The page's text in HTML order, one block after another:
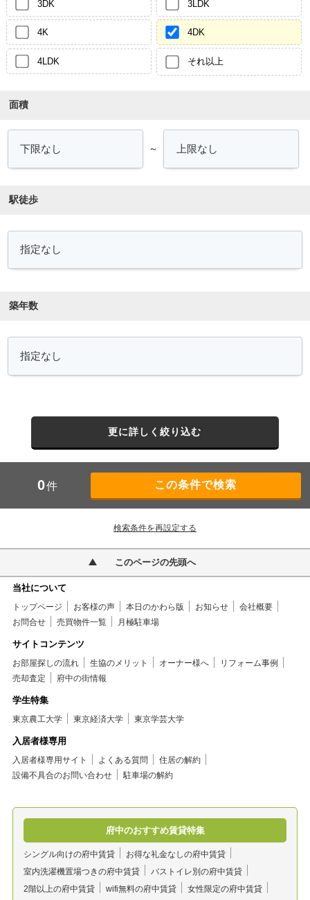
3DK 3LDK
4K 4DK
4LDK それ以上
面積
～
駅徒歩
築年数
更に詳しく絞り込む
0件
検索条件を再設定する
このページの先頭へ
当社について
トップページ お客様の声 本日のかわら版 お知らせ
会社概要
お問合せ
売買物件一覧 月極駐車場
サイトコンテンツ
お部屋探しの流れ 生協のメリット オーナー様へ
リフォーム事例
売却査定
府中の街情報
学生特集
東京農工大学 東京経済大学 東京学芸大学
入居者様専用
入居者様専用サイト よくある質問
住居の解約
設備不具合のお問い合わせ
駐車場の解約
府中のおすすめ賃貸特集
シングル向けの府中賃貸
お得な礼金なしの府中賃貸
室内洗濯機置場つきの府中賃貸
バストイレ別の府中賃貸
2階以上の府中賃貸
wifi無料の府中賃貸
女性限定の府中賃貸